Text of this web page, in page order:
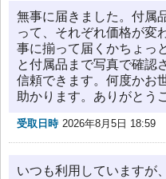
無事に届きました。付属
って、それぞれ価格が変
事に揃って届くかちょっ
と付属品まで写真で確認
信頼できます。何度かお
助かります。ありがとう
受取日時 2026年8月5日 18:59
いつも利用していますが